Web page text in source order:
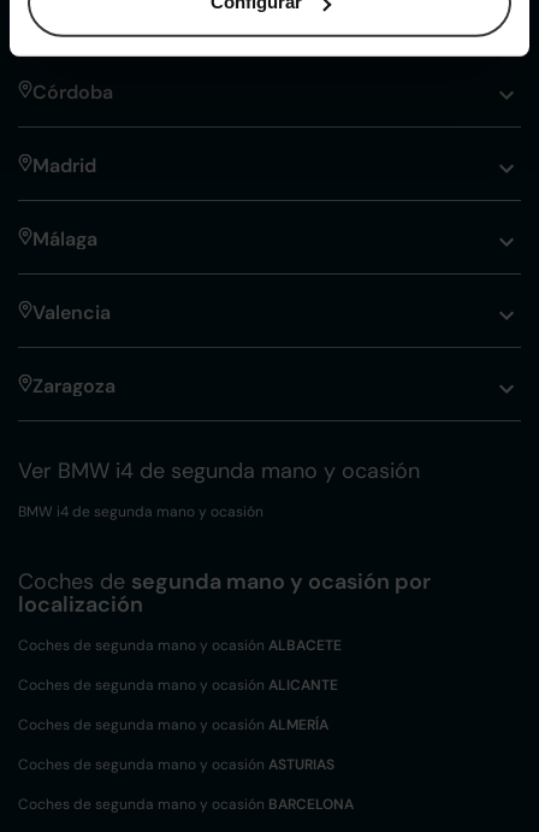
Alicante
Córdoba
Madrid
Málaga
Valencia
Zaragoza
Ver BMW i4 de segunda mano y ocasión
BMW i4 de segunda mano y ocasión
Coches de segunda mano y ocasión por
localización
Coches de segunda mano y ocasión ALBACETE
Coches de segunda mano y ocasión ALICANTE
Coches de segunda mano y ocasión ALMERÍA
Coches de segunda mano y ocasión ASTURIAS
Coches de segunda mano y ocasión BARCELONA